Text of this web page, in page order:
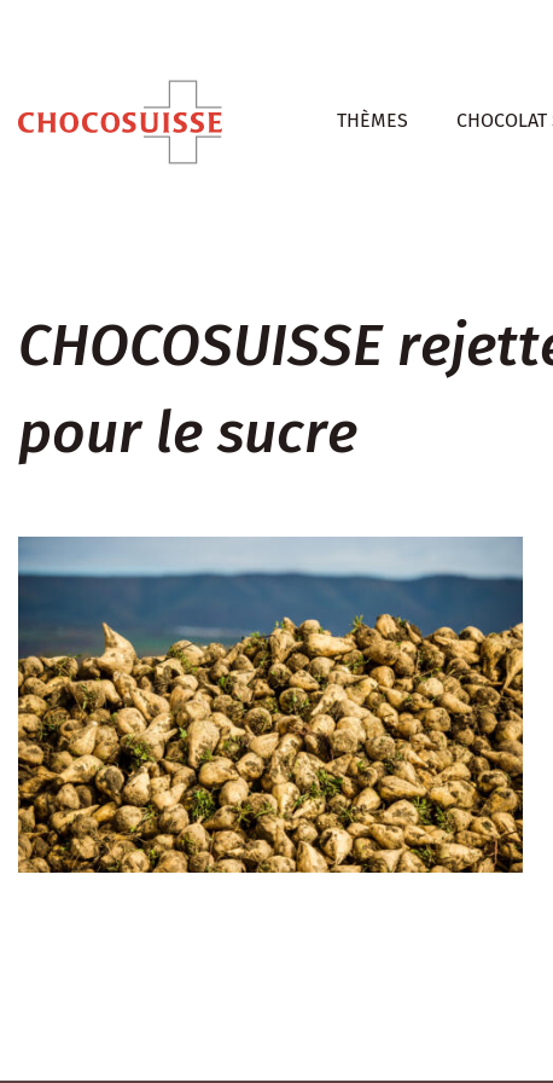
THÈMES
CHOCOSUISSE
pour le sucre